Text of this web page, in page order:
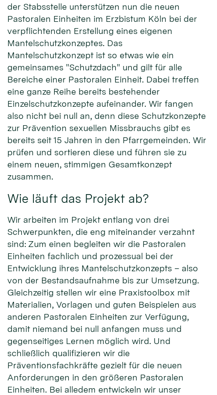
der Stabsstelle unterstützen nun die neuen
Pastoralen Einheiten im Erzbistum Köln bei der
verpflichtenden Erstellung eines eigenen
Mantelschutzkonzeptes. Das
Mantelschutzkonzept ist so etwas wie ein
gemeinsames "Schutzdach" und gilt für alle
Bereiche einer Pastoralen Einheit. Dabei treffen
eine ganze Reihe bereits bestehender
Einzelschutzkonzepte aufeinander. Wir fangen
also nicht bei null an, denn diese Schutzkonzepte
zur Prävention sexuellen Missbrauchs gibt es
bereits seit 15 Jahren in den Pfarrgemeinden. Wir
prüfen und sortieren diese und führen sie zu
einem neuen, stimmigen Gesamtkonzept
zusammen.
Wie läuft das Projekt ab?
Wir arbeiten im Projekt entlang von drei
Schwerpunkten, die eng miteinander verzahnt
sind: Zum einen begleiten wir die Pastoralen
Einheiten fachlich und prozessual bei der
Entwicklung ihres Mantelschutzkonzepts – also
von der Bestandsaufnahme bis zur Umsetzung.
Gleichzeitig stellen wir eine Praxistoolbox mit
Materialien, Vorlagen und guten Beispielen aus
anderen Pastoralen Einheiten zur Verfügung,
damit niemand bei null anfangen muss und
gegenseitiges Lernen möglich wird. Und
schließlich qualifizieren wir die
Präventionsfachkräfte gezielt für die neuen
Anforderungen in den größeren Pastoralen
Einheiten. Bei alledem entwickeln wir unser